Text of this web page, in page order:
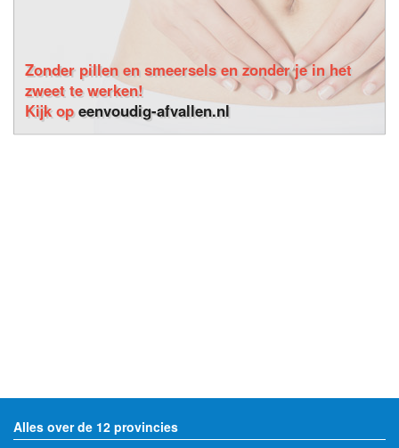
Zonder pillen en smeersels en zonder je in het
zweet te werken!
Kijk opeenvoudig-afvallen.nl
Alles over de 12 provincies